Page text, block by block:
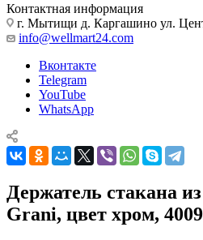
Контактная информация
г. Мытищи д. Каргашино ул.
info@wellmart24.com
Вконтакте
Telegram
YouTube
WhatsApp
Держатель стакана
Grani, цвет хром, 4009